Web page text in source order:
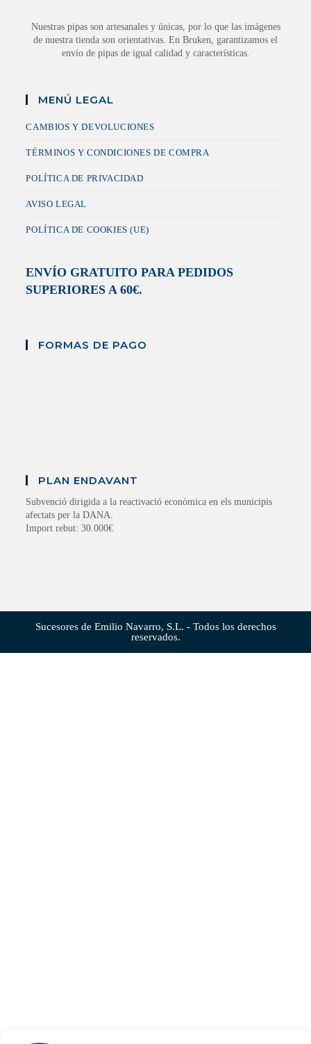
Nuestras pipas son artesanales y únicas, por lo que las imágenes
de nuestra tienda son orientativas. En Bruken, garantizamos el
envío de pipas de igual calidad y características.
MENÚ LEGAL
CAMBIOS Y DEVOLUCIONES
TÉRMINOS Y CONDICIONES DE COMPRA
POLÍTICA DE PRIVACIDAD
AVISO LEGAL
POLÍTICA DE COOKIES (UE)
ENVÍO GRATUITO PARA PEDIDOS
SUPERIORES A 60€.
FORMAS DE PAGO
PLAN ENDAVANT
Subvenció dirigida a la reactivació econòmica en els municipis
afectats per la DANA.
Import rebut: 30.000€
Sucesores de Emilio Navarro, S.L. - Todos los derechos
reservados.